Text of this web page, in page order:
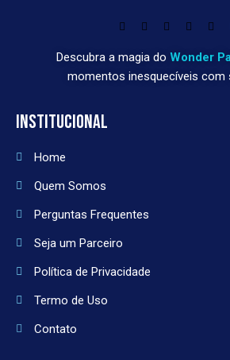
Descubra a magia do Wonder
momentos inesquecíveis com
INSTITUCIONAL
Home
Quem Somos
Perguntas Frequentes
Seja um Parceiro
Política de Privacidade
Termo de Uso
Contato